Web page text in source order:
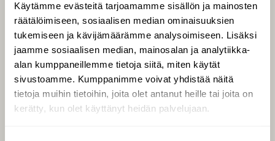
Käytämme evästeitä tarjoamamme sisällön ja mainosten
räätälöimiseen, sosiaalisen median ominaisuuksien
tukemiseen ja kävijämäärämme analysoimiseen. Lisäksi
jaamme sosiaalisen median, mainosalan ja analytiikka-
alan kumppaneillemme tietoja siitä, miten käytät
sivustoamme. Kumppanimme voivat yhdistää näitä
tietoja muihin tietoihin, joita olet antanut heille tai joita on
kerätty, kun olet käyttänyt heidän palvelujaan.
Tilaa Suomen Luonto
Tilaa digilukuoikeus
Äänestä parasta juttua
Tilaa uutiskirje